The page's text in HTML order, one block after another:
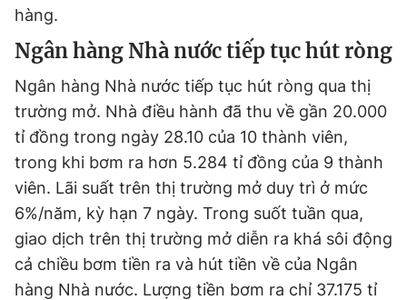
hàng.
Ngân hàng Nhà nước tiếp tục hút ròng
Ngân hàng Nhà nước tiếp tục hút ròng qua thị
trường mở. Nhà điều hành đã thu về gần 20.000
tỉ đồng trong ngày 28.10 của 10 thành viên,
trong khi bơm ra hơn 5.284 tỉ đồng của 9 thành
viên. Lãi suất trên thị trường mở duy trì ở mức
6%/năm, kỳ hạn 7 ngày. Trong suốt tuần qua,
giao dịch trên thị trường mở diễn ra khá sôi động
cả chiều bơm tiền ra và hút tiền về của Ngân
hàng Nhà nước. Lượng tiền bơm ra chỉ 37.175 tỉ